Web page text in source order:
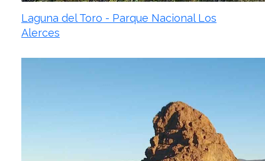
Laguna del Toro - Parque Nacional Los
Alerces